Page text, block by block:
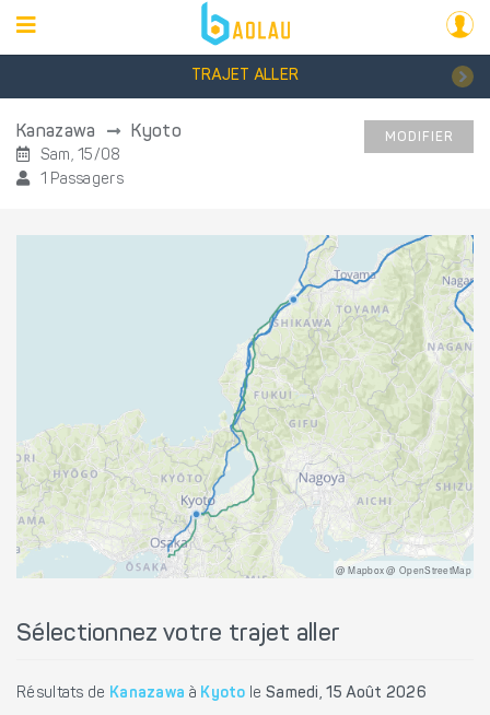
TRAJET ALLER
Kanazawa Kyoto
Sam, 15/08
1 Passagers
MODIFIER
@ Mapbox @ OpenStreetMap
Sélectionnez votre trajet aller
Résultats de Kanazawa à Kyoto le Samedi, 15 Août 2026